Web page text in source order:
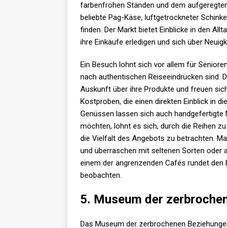
farbenfrohen Ständen und dem
beliebte Pag-Käse, luftgetrockneter
finden. Der Markt bietet Einblicke in den
ihre Einkäufe erledigen und sich über
Ein Besuch lohnt sich vor allem für
nach authentischen Reiseeindrücken sind.
Auskunft über ihre Produkte und freuen
Kostproben, die einen direkten Einblick in
Genüssen lassen sich auch
möchten, lohnt es sich, durch die Reihen
die Vielfalt des Angebots zu betrachten.
und überraschen mit seltenen Sorten oder
einem der angrenzenden Cafés rundet
beobachten.
5. Museum der
Das Museum der zerbrochenen